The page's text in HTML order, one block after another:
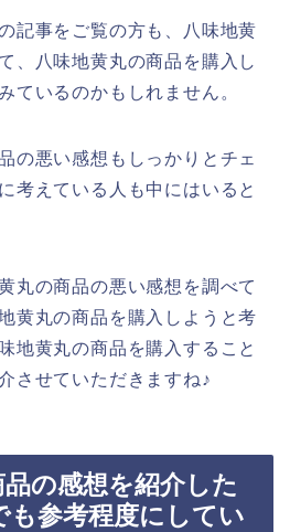
記事をご覧の方も、八味地黄
、八味地黄丸の商品を購入し
ているのかもしれません。
の悪い感想もしっかりとチェ
考えている人も中にはいると
丸の商品の悪い感想を調べて
黄丸の商品を購入しようと考
地黄丸の商品を購入すること
させていただきますね♪
の感想を紹介した
も参考程度にしてい